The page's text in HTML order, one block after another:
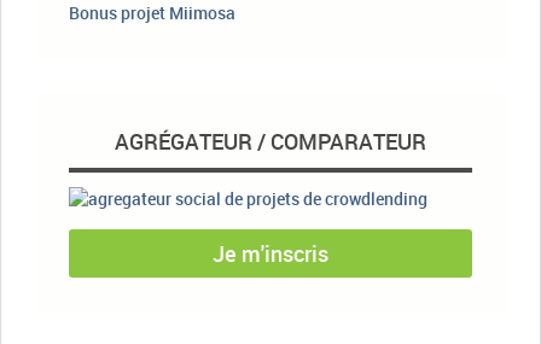
Bonus projet Miimosa
AGRÉGATEUR / COMPARATEUR
Je m'inscris